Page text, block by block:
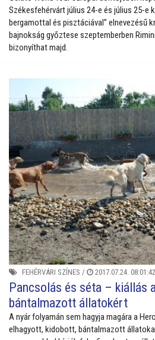
Székesfehérvárt július 24-e és július 25-e
bergamottal és pisztáciával” elnevezésű
bajnokság győztese szeptemberben
bizonyíthat majd.
FEHÉRVÁRI SZÍNES / 2017.07.24.
Pancsolás és séta – kiállás
bántalmazott állatokért
A nyár folyamán sem hagyja magára a
elhagyott, kidobott, bántalmazott